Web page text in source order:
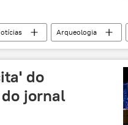
Arqueologia
do
jornal